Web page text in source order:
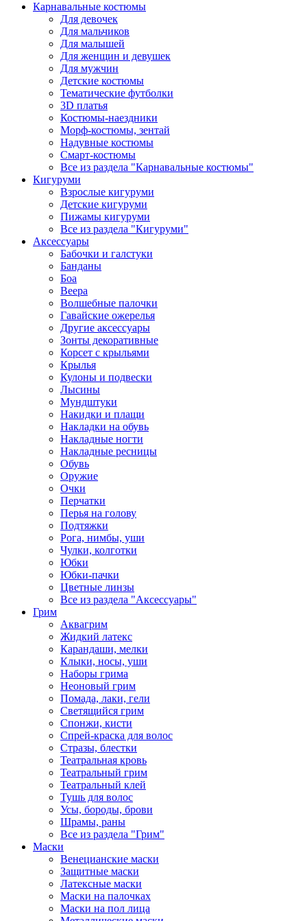
Карнавальные костюмы
Для девочек
Для мальчиков
Для малышей
Для женщин и девушек
Для мужчин
Детские костюмы
Тематические футболки
3D платья
Костюмы-наездники
Морф-костюмы, зентай
Надувные костюмы
Смарт-костюмы
Все из раздела "Карнавальные костюмы"
Кигуруми
Взрослые кигуруми
Детские кигуруми
Пижамы кигуруми
Все из раздела "Кигуруми"
Аксессуары
Бабочки и галстуки
Банданы
Боа
Веера
Волшебные палочки
Гавайские ожерелья
Другие аксессуары
Зонты декоративные
Корсет с крыльями
Крылья
Кулоны и подвески
Лысины
Мундштуки
Накидки и плащи
Накладки на обувь
Накладные ногти
Накладные ресницы
Обувь
Оружие
Очки
Перчатки
Перья на голову
Подтяжки
Рога, нимбы, уши
Чулки, колготки
Юбки
Юбки-пачки
Цветные линзы
Все из раздела "Аксессуары"
Грим
Аквагрим
Жидкий латекс
Карандаши, мелки
Клыки, носы, уши
Наборы грима
Неоновый грим
Помада, лаки, гели
Светящийся грим
Спонжи, кисти
Спрей-краска для волос
Стразы, блестки
Театральная кровь
Театральный грим
Театральный клей
Тушь для волос
Усы, бороды, брови
Шрамы, раны
Все из раздела "Грим"
Маски
Венецианские маски
Защитные маски
Латексные маски
Маски на палочках
Маски на пол лица